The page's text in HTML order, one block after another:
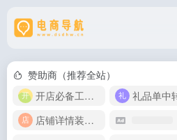
赞助商（推荐全站）
开店必备工具箱
店铺详情装修模版